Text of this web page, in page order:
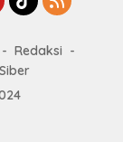
Redaksi